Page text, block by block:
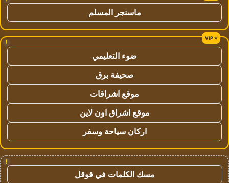
ماسنجر المسلم
!
ضوء التعليمي
صحيفة برق
موقع اشراقات
موقع اشراق اون لاين
اركان سياحة وسفر
!
مسك الكلمات في قوقل